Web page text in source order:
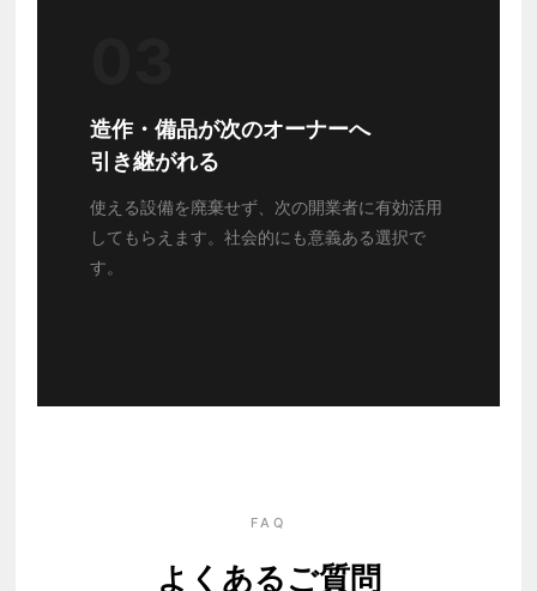
造作・備品が次のオーナーへ
引き継がれる
使える設備を廃棄せず、次の開業者に有効活用
してもらえます。社会的にも意義ある選択で
す。
FAQ
よくあるご質問